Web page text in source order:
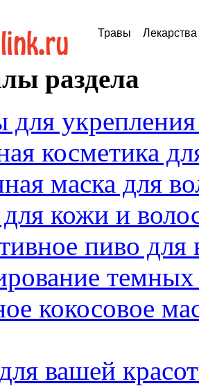
Травы Лекарства
раздела
для
косметика
маска для
кожи и
пиво для
темных
кокосовое
вашей